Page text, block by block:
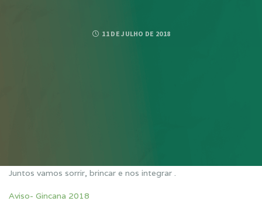
11 DE JULHO DE 2018
Juntos vamos sorrir, brincar e nos integrar .
Aviso- Gincana 2018